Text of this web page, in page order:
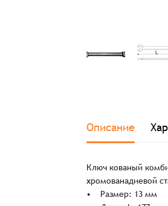
Описание
Ключ кованый
хромованадиевой
• Размер: 13 мм